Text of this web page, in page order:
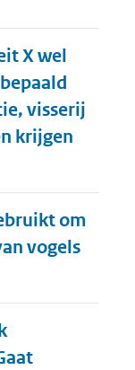
X wel
visserij
krijgen
om
vogels